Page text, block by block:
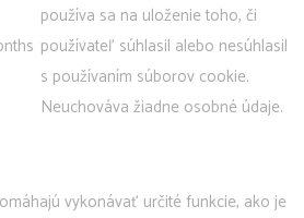
používa sa na uloženie toho, či
používateľ súhlasil alebo nesúhlasil
s používaním súborov cookie.
Neuchováva žiadne osobné údaje.
vykonávať určité funkcie, ako je